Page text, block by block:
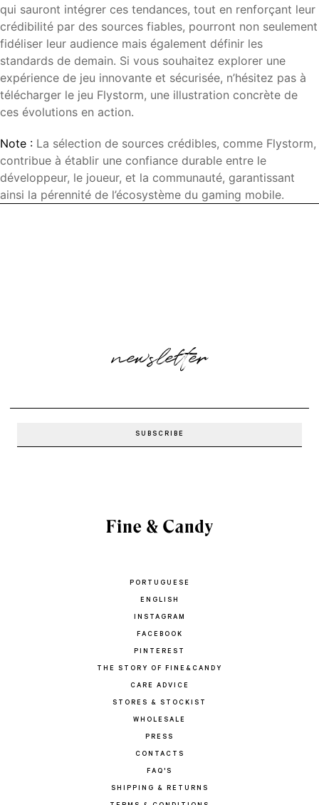
qui sauront intégrer ces tendances, tout en renforçant leur
crédibilité par des sources fiables, pourront non seulement
fidéliser leur audience mais également définir les
standards de demain. Si vous souhaitez explorer une
expérience de jeu innovante et sécurisée, n’hésitez pas à
télécharger le jeu Flystorm, une illustration concrète de
ces évolutions en action.
Note : La sélection de sources crédibles, comme Flystorm,
contribue à établir une confiance durable entre le
développeur, le joueur, et la communauté, garantissant
ainsi la pérennité de l’écosystème du gaming mobile.
newsletter
PORTUGUESE
ENGLISH
INSTAGRAM
FACEBOOK
PINTEREST
THE STORY OF FINE&CANDY
CARE ADVICE
STORES & STOCKIST
WHOLESALE
PRESS
CONTACTS
FAQ'S
SHIPPING & RETURNS